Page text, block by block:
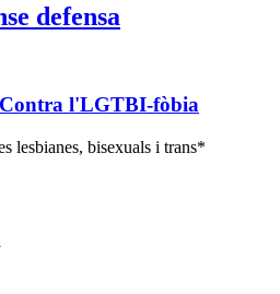
defensa
l'LGTBI-fòbia
lesbianes, bisexuals i trans*